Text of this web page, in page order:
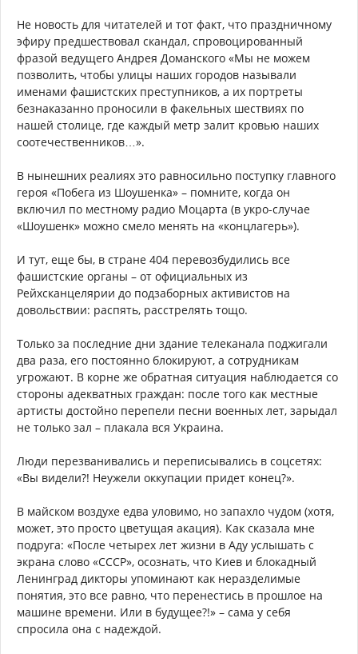
Не новость для читателей и тот факт, что праздничному
эфиру предшествовал скандал, спровоцированный
фразой ведущего Андрея Доманского «Мы не можем
позволить, чтобы улицы наших городов называли
именами фашистских преступников, а их портреты
безнаказанно проносили в факельных шествиях по
нашей столице, где каждый метр залит кровью наших
соотечественников…».
В нынешних реалиях это равносильно поступку главного
героя «Побега из Шоушенка» – помните, когда он
включил по местному радио Моцарта (в укро-случае
«Шоушенк» можно смело менять на «концлагерь»).
И тут, еще бы, в стране 404 перевозбудились все
фашистские органы – от официальных из
Рейхсканцелярии до подзаборных активистов на
довольствии: распять, расстрелять тощо.
Только за последние дни здание телеканала поджигали
два раза, его постоянно блокируют, а сотрудникам
угрожают. В корне же обратная ситуация наблюдается со
стороны адекватных граждан: после того как местные
артисты достойно перепели песни военных лет, зарыдал
не только зал – плакала вся Украина.
Люди перезванивались и переписывались в соцсетях:
«Вы видели?! Неужели оккупации придет конец?».
В майском воздухе едва уловимо, но запахло чудом (хотя,
может, это просто цветущая акация). Как сказала мне
подруга: «После четырех лет жизни в Аду услышать с
экрана слово «СССР», осознать, что Киев и блокадный
Ленинград дикторы упоминают как неразделимые
понятия, это все равно, что перенестись в прошлое на
машине времени. Или в будущее?!» – сама у себя
спросила она с надеждой.